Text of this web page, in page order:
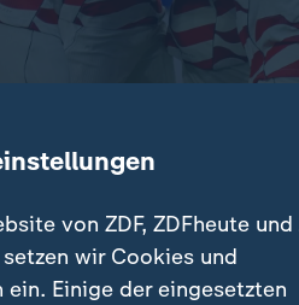
USA ist zum Start der Heim-
Pulisic und
von ZDF, ZDFheute
wir Cookies und
Einige der eingesetzten